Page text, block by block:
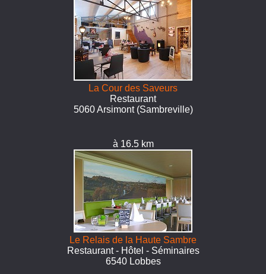
La Cour des Saveurs
Restaurant
5060 Arsimont (Sambreville)
à 16.5 km
Le Relais de la Haute Sambre
Restaurant - Hôtel - Séminaires
6540 Lobbes